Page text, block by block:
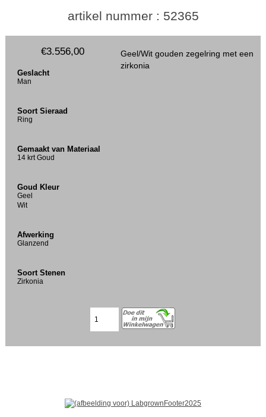
artikel nummer : 52365
Geel/Wit gouden zegelring met een
zirkonia
€3.556,00
Geslacht
Man
Soort Sieraad
Ring
Gemaakt van Materiaal
14 krt Goud
Goud Kleur
Geel
Wit
Afwerking
Glanzend
Soort Stenen
Zirkonia